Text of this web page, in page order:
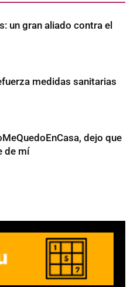
un gran aliado contra el
medidas sanitarias
dejo que
de mí